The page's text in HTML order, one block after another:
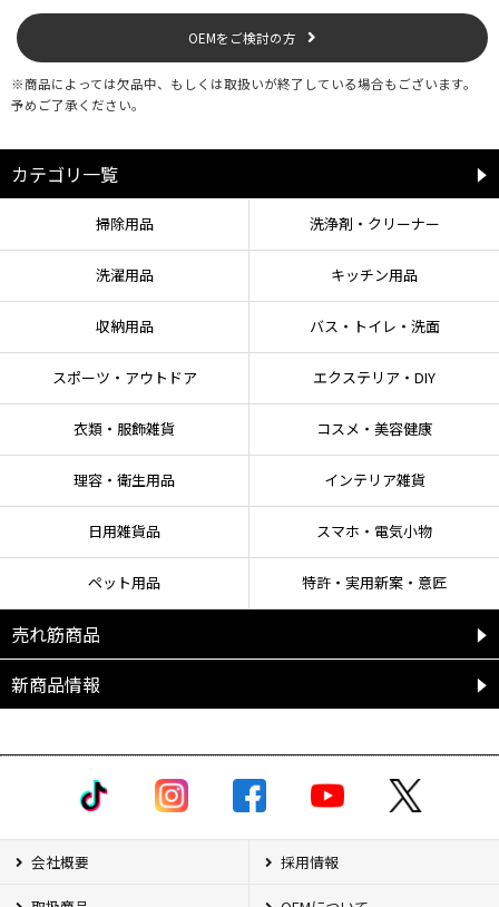
OEMをご検討の方
※商品によっては欠品中、もしくは取扱いが終了している場合もございます。
予めご了承ください。
カテゴリ一覧
掃除用品 洗浄剤・クリーナー
洗濯用品 キッチン用品
収納用品 バス・トイレ・洗面
スポーツ・アウトドア エクステリア・DIY
衣類・服飾雑貨 コスメ・美容健康
理容・衛生用品 インテリア雑貨
日用雑貨品 スマホ・電気小物
ペット用品 特許・実用新案・意匠
売れ筋商品
新商品情報
会社概要 採用情報